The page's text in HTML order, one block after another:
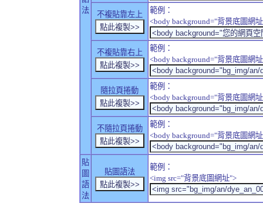
法
不複貼靠左上
範例：
<body background="背景底圖網
不複貼靠右上
範例：
<body background="背景底圖網
隨拉頁捲動
範例：
<body background="背景底圖網
不隨拉頁捲動
範例：
<body background="背景底圖網
貼
圖
語
法
貼圖語法
範例：
<img src="背景底圖網址">